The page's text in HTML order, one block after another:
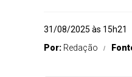
31/08/2025 às 15h21
Por: Redação